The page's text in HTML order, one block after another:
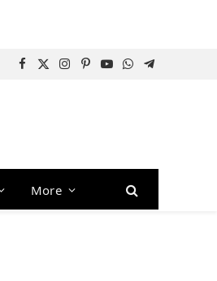
Facebook
X
Instagram
Pinterest
YouTube
WhatsApp
Telegram
More